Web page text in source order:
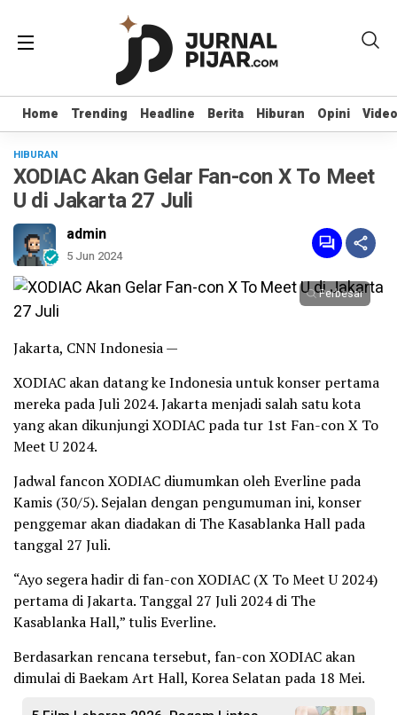
Home Trending Headline Berita Hiburan Opini Video
Home Trending Headline Berita Hiburan Opini Video
HIBURAN
XODIAC Akan Gelar Fan-con X To Meet
U di Jakarta 27 Juli
admin
5 Jun 2024
Perbesar
Jakarta, CNN Indonesia —
XODIAC akan datang ke Indonesia untuk konser pertama
mereka pada Juli 2024. Jakarta menjadi salah satu kota
yang akan dikunjungi XODIAC pada tur 1st Fan-con X To
Meet U 2024.
Jadwal fancon XODIAC diumumkan oleh Everline pada
Kamis (30/5). Sejalan dengan pengumuman ini, konser
penggemar akan diadakan di The Kasablanka Hall pada
tanggal 27 Juli.
“Ayo segera hadir di fan-con XODIAC (X To Meet U 2024)
pertama di Jakarta. Tanggal 27 Juli 2024 di The
Kasablanka Hall,” tulis Everline.
Berdasarkan rencana tersebut, fan-con XODIAC akan
dimulai di Baekam Art Hall, Korea Selatan pada 18 Mei.